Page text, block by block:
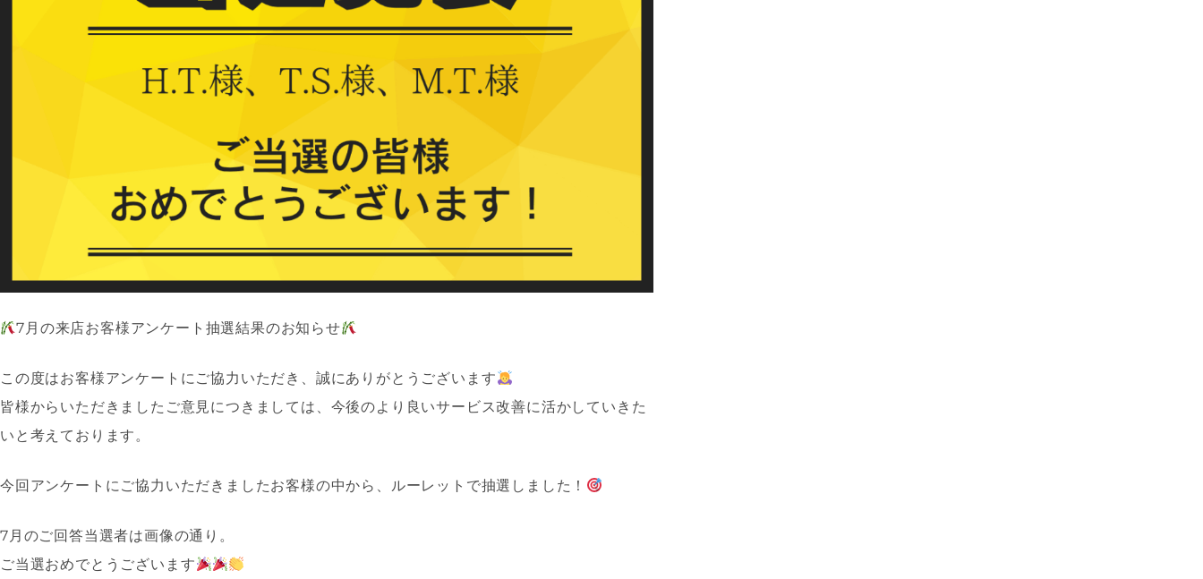
7月の来店お客様アンケート抽選結果のお知らせ
この度はお客様アンケートにご協力いただき、誠にありがとうございます
皆様からいただきましたご意見につきましては、今後のより良いサービス改善に活かしていきた
いと考えております。
今回アンケートにご協力いただきましたお客様の中から、ルーレットで抽選しました！
7月のご回答当選者は画像の通り。
ご当選おめでとうございます